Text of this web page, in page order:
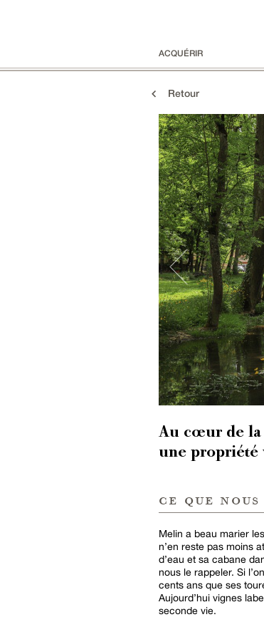
ACQUÉRIR
Retour
Au cœur de la
une propriété
ce que nous
Melin a beau marier
n’en reste pas moins
d’eau et sa cabane
nous le rappeler. Si
cents ans que ses
Aujourd’hui vignes
seconde vie.